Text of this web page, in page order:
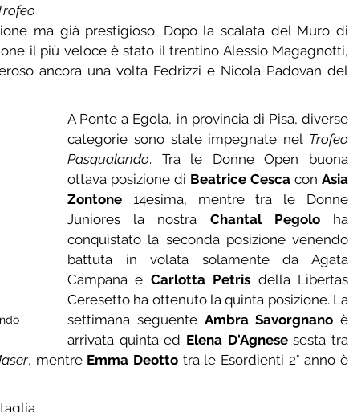
ma già prestigioso. Dopo la scalata del Muro di
il più veloce è stato il trentino Alessio Magagnotti,
ancora una volta Fedrizzi e Nicola Padovan del
A Ponte a Egola, in provincia di Pisa, diverse
categorie sono state impegnate nel Trofeo
Pasqualando. Tra le Donne Open buona
ottava posizione di Beatrice Cesca con Asia
Zontone 14esima, mentre tra le Donne
Juniores la nostra Chantal Pegolo ha
conquistato la seconda posizione venendo
battuta in volata solamente da Agata
Campana e Carlotta Petris della Libertas
Ceresetto ha ottenuto la quinta posizione. La
settimana seguente Ambra Savorgnano è
arrivata quinta ed Elena D'Agnese sesta tra
, mentre Emma Deotto tra le Esordienti 2° anno è